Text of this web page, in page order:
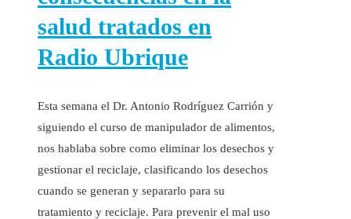
salud tratados en
Radio Ubrique
Esta semana el Dr. Antonio Rodríguez Carrión y
siguiendo el curso de manipulador de alimentos,
nos hablaba sobre como eliminar los desechos y
gestionar el reciclaje, clasificando los desechos
cuando se generan y separarlo para su
tratamiento y reciclaje. Para prevenir el mal uso